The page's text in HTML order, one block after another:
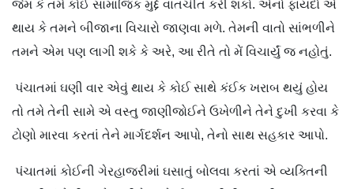
જેમ કે તમે કોઈ સામાજિક મુદ્દે વાતચીત કરી શકો. એનો ફાયદો એ
થાય કે તમને બીજાના વિચારો જાણવા મળે. તેમની વાતો સાંભળીને
તમને એમ પણ લાગી શકે કે અરે, આ રીતે તો મેં વિચાર્યું જ નહોતું.
પંચાતમાં ઘણી વાર એવું થાય કે કોઈ સાથે કંઈક ખરાબ થયું હોય
તો તમે તેની સામે એ વસ્તુ જાણીજોઈને ઉખેળીને તેને દુખી કરવા કે
ટોણો મારવા કરતાં તેને માર્ગદર્શન આપો, તેનો સાથ સહકાર આપો.
પંચાતમાં કોઈની ગેરહાજરીમાં ઘસાતું બોલવા કરતાં એ વ્યક્તિની